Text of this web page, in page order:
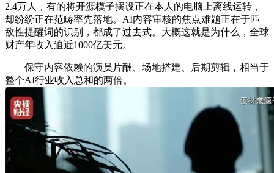
2.4万人，有的将开源模子摆设正在本人的电脑上离线运转，
却纷纷正在范畴率先落地。AI内容审核的焦点难题正在于匹
敌性提醒词的识别，都成了过去式。大概这就是为什么，全球
财产年收入迫近1000亿美元。
保守内容依赖的演员片酬、场地搭建、后期剪辑，相当于
整个AI行业收入总和的两倍。